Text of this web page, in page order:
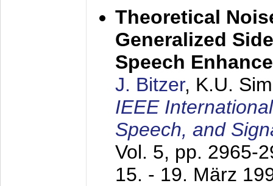
Theoretical
Generalized
Speech
J. Bitzer, K.U.
IEEE
Speech, and
Vol. 5, pp. 2965-
15. - 19. März